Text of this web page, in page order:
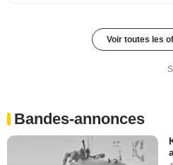
Voir toutes les
Bandes-annonces